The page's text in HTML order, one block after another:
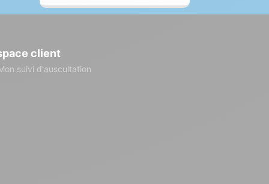
client
suivi d'auscultation